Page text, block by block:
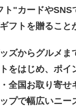
"カードやSNS
フトを贈ること
ズからグルメま
をはじめ、ポイ
全国お取り寄せ
プで幅広いニー